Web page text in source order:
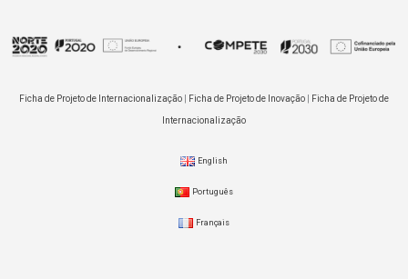
Ficha de Projeto de Internacionalização Ficha de Projeto de Inovação Ficha de Projeto de
Internacionalização
English
Português
Français